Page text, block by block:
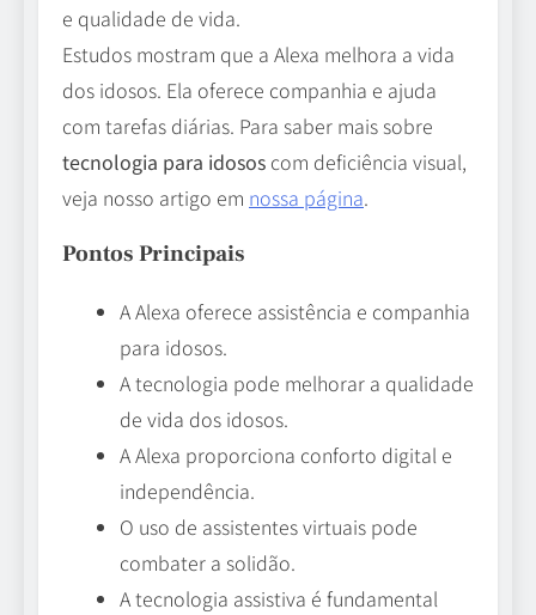
e qualidade de vida.
Estudos mostram que a Alexa melhora a vida
dos idosos. Ela oferece companhia e ajuda
com tarefas diárias. Para saber mais sobre
tecnologia para idosos com deficiência visual,
veja nosso artigo em nossa página.
Pontos Principais
A Alexa oferece assistência e companhia
para idosos.
A tecnologia pode melhorar a qualidade
de vida dos idosos.
A Alexa proporciona conforto digital e
independência.
O uso de assistentes virtuais pode
combater a solidão.
A tecnologia assistiva é fundamental